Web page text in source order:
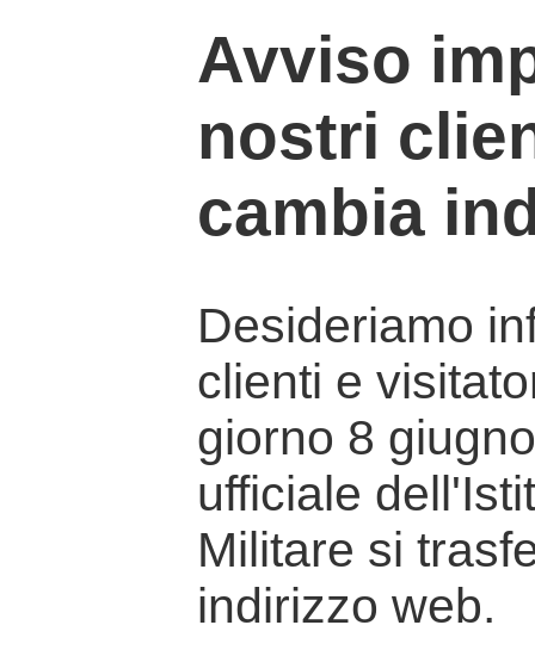
Avviso
nostri
cambia
Desideriamo
clienti e
giorno 8
ufficiale
Militare si
indirizzo web.